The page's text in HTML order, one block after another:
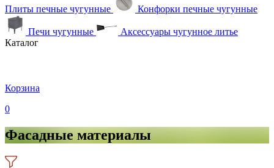
Плиты печные чугунные Конфорки печные чугунные
Печи чугунные
Аксессуары чугунное литье
Каталог
Корзина
0
Фасадные материалы